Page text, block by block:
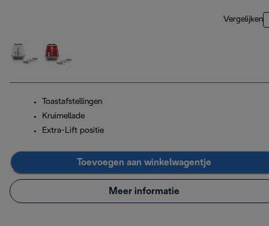
Vergelijken
Toastafstellingen
Kruimellade
Extra-Lift positie
Toevoegen aan winkelwagentje
Meer informatie